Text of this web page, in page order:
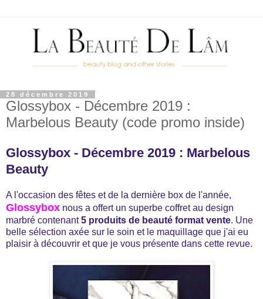
28 décembre 2019
Glossybox - Décembre 2019 :
Marbelous Beauty (code promo inside)
Glossybox - Décembre 2019 : Marbelous
Beauty
A l'occasion des fêtes et de la dernière box de l'année,
Glossybox nous a offert un superbe coffret au design
marbré contenant5 produits de beauté format vente. Une
belle sélection axée sur le soin et le maquillage que j'ai eu
plaisir à découvrir et que je vous présente dans cette revue.